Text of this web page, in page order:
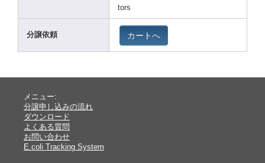
tors
分譲依頼 カートへ
メニュー:
分譲申し込みの流れ
ダウンロード
よくある質問
お問い合わせ
E.coli Tracking System